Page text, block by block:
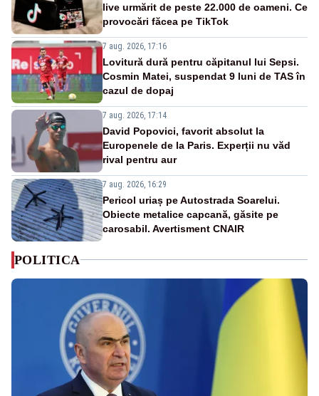
live urmărit de peste 22.000 de oameni. Ce
provocări făcea pe TikTok
7 aug. 2026, 17:16
Lovitură dură pentru căpitanul lui Sepsi.
Cosmin Matei, suspendat 9 luni de TAS în
cazul de dopaj
7 aug. 2026, 17:14
David Popovici, favorit absolut la
Europenele de la Paris. Experții nu văd
rival pentru aur
7 aug. 2026, 16:29
Pericol uriaș pe Autostrada Soarelui.
Obiecte metalice capcană, găsite pe
carosabil. Avertisment CNAIR
POLITICA